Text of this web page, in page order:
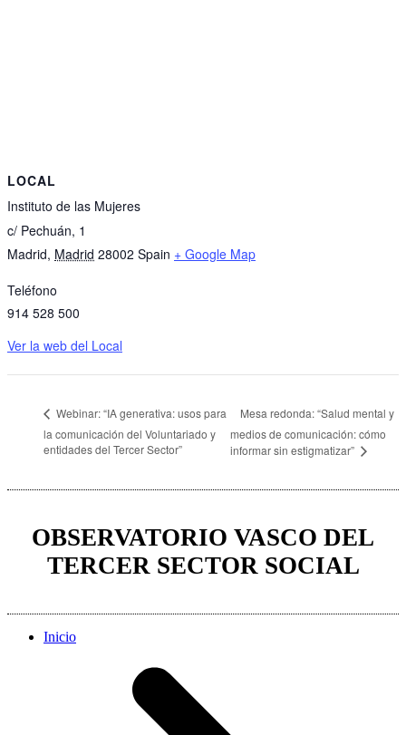
LOCAL
Instituto de las Mujeres
c/ Pechuán, 1
Madrid, Madrid 28002 Spain + Google Map
Teléfono
914 528 500
Ver la web del Local
Webinar: “IA generativa: usos para
la comunicación del Voluntariado y
entidades del Tercer Sector”
Mesa redonda: “Salud mental y
medios de comunicación: cómo
informar sin estigmatizar”
OBSERVATORIO VASCO DEL
TERCER SECTOR SOCIAL
Inicio